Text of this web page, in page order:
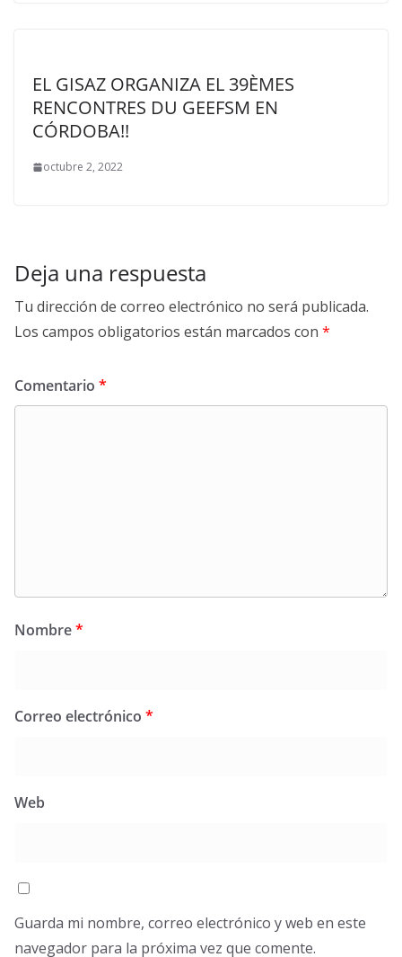
EL GISAZ ORGANIZA EL 39ÈMES
RENCONTRES DU GEEFSM EN
CÓRDOBA!!
octubre 2, 2022
Deja una respuesta
Tu dirección de correo electrónico no será publicada.
Los campos obligatorios están marcados con *
Comentario *
Nombre*
Correo electrónico *
Web
Guarda mi nombre, correo electrónico y web en este
navegador para la próxima vez que comente.